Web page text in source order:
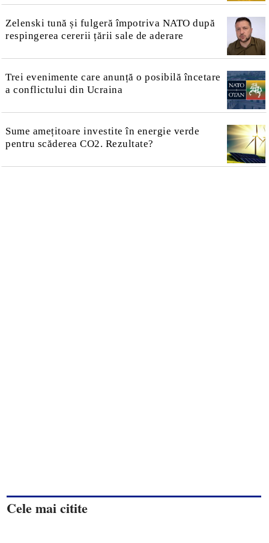
Zelenski tună și fulgeră împotriva NATO după
respingerea cererii țării sale de aderare
Trei evenimente care anunță o posibilă încetare
a conflictului din Ucraina
Sume amețitoare investite în energie verde
pentru scăderea CO2. Rezultate?
Cele mai citite